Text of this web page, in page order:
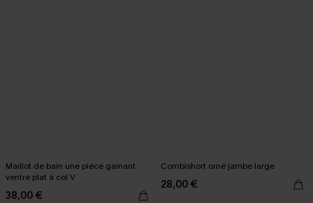
Maillot de bain une pièce gainant
ventre plat à col V
38,00 €
Combishort orné jambe large
28,00 €